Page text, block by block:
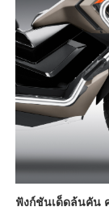
ฟังก์ชันเด็ดล้นคัน